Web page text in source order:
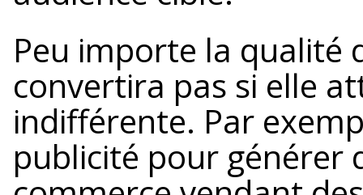
Peu importe la qualité
convertira pas si elle
indifférente. Par
publicité pour générer